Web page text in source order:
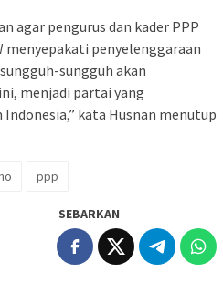
agar pengurus dan kader PPP
menyepakati penyelenggaraan
sungguh akan
menjadi partai yang
kata Husnan menutup
ppp
SEBARKAN